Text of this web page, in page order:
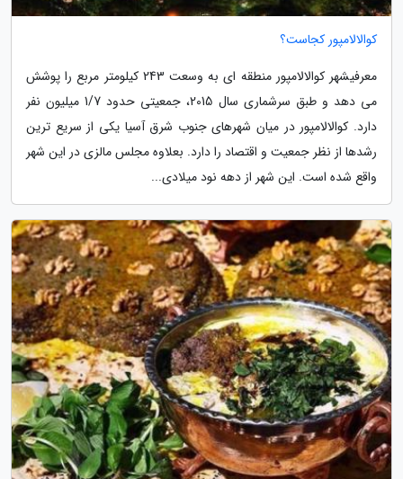
کوالالامپور کجاست؟
معرفیشهر کوالالامپور منطقه ای به وسعت 243 کیلومتر مربع را پوشش
می دهد و طبق سرشماری سال 2015، جمعیتی حدود 1/7 میلیون نفر
دارد. کوالالامپور در میان شهرهای جنوب شرق آسیا یکی از سریع ترین
رشدها از نظر جمعیت و اقتصاد را دارد. بعلاوه مجلس مالزی در این شهر
واقع شده است. این شهر از دهه نود میلادی...